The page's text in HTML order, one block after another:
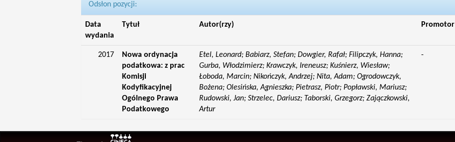
Odsłon pozycji:
Data
wydania
Tytuł Autor(rzy) Promotor
2017
Nowa ordynacja
podatkowa: z prac
Komisji
Kodyfikacyjnej
Ogólnego Prawa
Podatkowego
Etel, Leonard; Babiarz, Stefan; Dowgier, Rafał; Filipczyk, Hanna;
Gurba, Włodzimierz; Krawczyk, Ireneusz; Kuśnierz, Wiesław;
Łoboda, Marcin; Nikończyk, Andrzej; Nita, Adam; Ogrodowczyk,
Bożena; Olesińska, Agnieszka; Pietrasz, Piotr; Popławski, Mariusz;
Rudowski, Jan; Strzelec, Dariusz; Taborski, Grzegorz; Zajączkowski,
Artur
-